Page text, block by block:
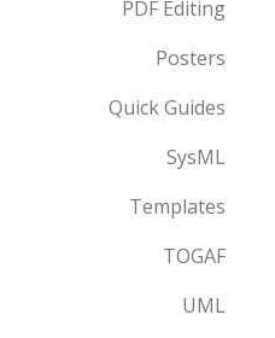
PDF Editing
Posters
Quick Guides
SysML
Templates
TOGAF
UML